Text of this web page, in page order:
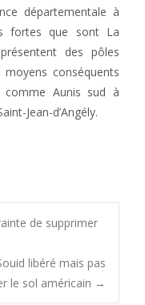
départementale à
fortes que sont La
des pôles
conséquents
comme Aunis sud à
Jean-d’Angély.
de supprimer
libéré mais pas
le sol américain →